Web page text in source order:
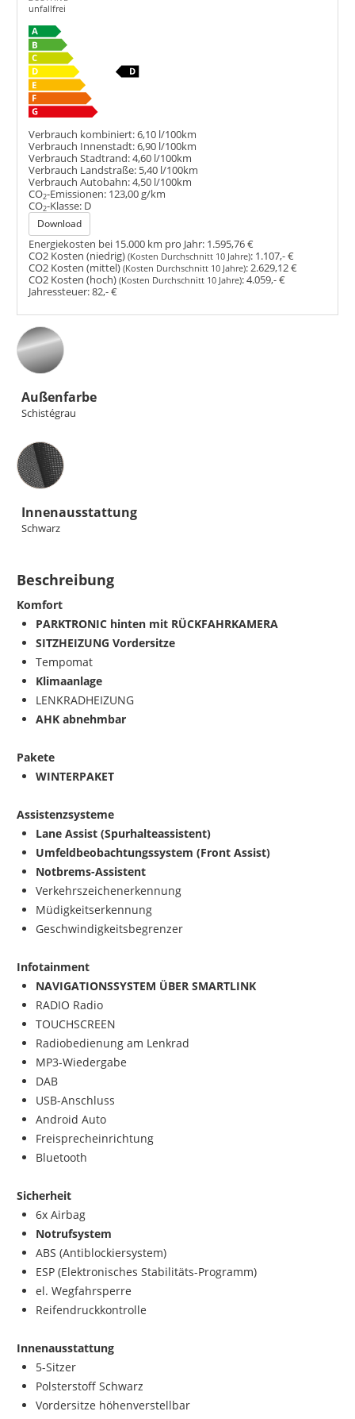
unfallfrei
Verbrauch kombiniert:6,10 l/100km
Verbrauch Innenstadt:6,90 l/100km
Verbrauch Stadtrand:4,60 l/100km
Verbrauch Landstraße: 5,40 l/100km
Verbrauch Autobahn:4,50 l/100km
CO2-Emissionen: 123,00 g/km
CO2-Klasse: D
Download
Energiekosten bei 15.000 km pro Jahr: 1.595,76 €
CO2 Kosten (niedrig) (Kosten Durchschnitt 10 Jahre): 1.107,- €
CO2 Kosten (mittel) (Kosten Durchschnitt 10 Jahre):2.629,12 €
CO2 Kosten (hoch) (Kosten Durchschnitt 10 Jahre):4.059,- €
Jahressteuer:82,- €
Außenfarbe
Schistégrau
Innenausstattung
Innenausstattung
Schwarz
Beschreibung
Komfort
PARKTRONIC hinten mit RÜCKFAHRKAMERA
SITZHEIZUNG Vordersitze
Tempomat
Klimaanlage
LENKRADHEIZUNG
AHK abnehmbar
Pakete
WINTERPAKET
Assistenzsysteme
Lane Assist (Spurhalteassistent)
Umfeldbeobachtungssystem (Front Assist)
Notbrems-Assistent
Verkehrszeichenerkennung
Müdigkeitserkennung
Geschwindigkeitsbegrenzer
Infotainment
NAVIGATIONSSYSTEM ÜBER SMARTLINK
RADIO Radio
TOUCHSCREEN
Radiobedienung am Lenkrad
MP3-Wiedergabe
DAB
USB-Anschluss
Android Auto
Freisprecheinrichtung
Bluetooth
Sicherheit
6x Airbag
Notrufsystem
ABS (Antiblockiersystem)
ESP (Elektronisches Stabilitäts-Programm)
el. Wegfahrsperre
Reifendruckkontrolle
Innenausstattung
5-Sitzer
Polsterstoff Schwarz
Vordersitze höhenverstellbar